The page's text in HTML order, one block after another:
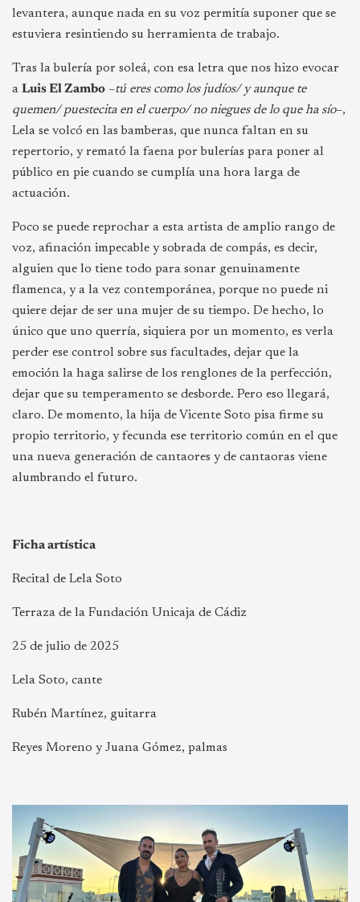
levantera, aunque nada en su voz permitía suponer que se
estuviera resintiendo su herramienta de trabajo.
Tras la bulería por soleá, con esa letra que nos hizo evocar
a Luis El Zambo –tú eres como los judíos/ y aunque te
quemen/ puestecita en el cuerpo/ no niegues de lo que ha sío–,
Lela se volcó en las bamberas, que nunca faltan en su
repertorio, y remató la faena por bulerías para poner al
público en pie cuando se cumplía una hora larga de
actuación.
Poco se puede reprochar a esta artista de amplio rango de
voz, afinación impecable y sobrada de compás, es decir,
alguien que lo tiene todo para sonar genuinamente
flamenca, y a la vez contemporánea, porque no puede ni
quiere dejar de ser una mujer de su tiempo. De hecho, lo
único que uno querría, siquiera por un momento, es verla
perder ese control sobre sus facultades, dejar que la
emoción la haga salirse de los renglones de la perfección,
dejar que su temperamento se desborde. Pero eso llegará,
claro. De momento, la hija de Vicente Soto pisa firme su
propio territorio, y fecunda ese territorio común en el que
una nueva generación de cantaores y de cantaoras viene
alumbrando el futuro.
Ficha artística
Recital de Lela Soto
Terraza de la Fundación Unicaja de Cádiz
25 de julio de 2025
Lela Soto, cante
Rubén Martínez, guitarra
Reyes Moreno y Juana Gómez, palmas